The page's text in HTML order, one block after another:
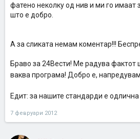
фатено неколку од нив и ми го
што е добро.
А за сликата немам коментар!!!
Браво за 24Вести! Ме радува фактот
ваква програма! Добро е,
Eдит: за нашите стандарди е одлична
7 февруари 2012